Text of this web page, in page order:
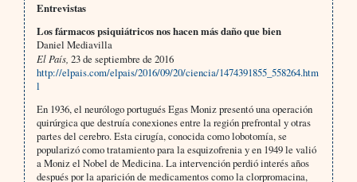
Entrevistas
Los fármacos psiquiátricos nos hacen más daño que bien
Daniel Mediavilla
El País, 23 de septiembre de 2016
http://elpais.com/elpais/2016/09/20/ciencia/1474391855_558264.htm
l
En 1936, el neurólogo portugués Egas Moniz presentó una operación
quirúrgica que destruía conexiones entre la región prefrontal y otras
partes del cerebro. Esta cirugía, conocida como lobotomía, se
popularizó como tratamiento para la esquizofrenia y en 1949 le valió
a Moniz el Nobel de Medicina. La intervención perdió interés años
después por la aparición de medicamentos como la clorpromacina,